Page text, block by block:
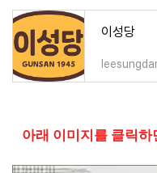
이성당
아래 이미지를 클릭